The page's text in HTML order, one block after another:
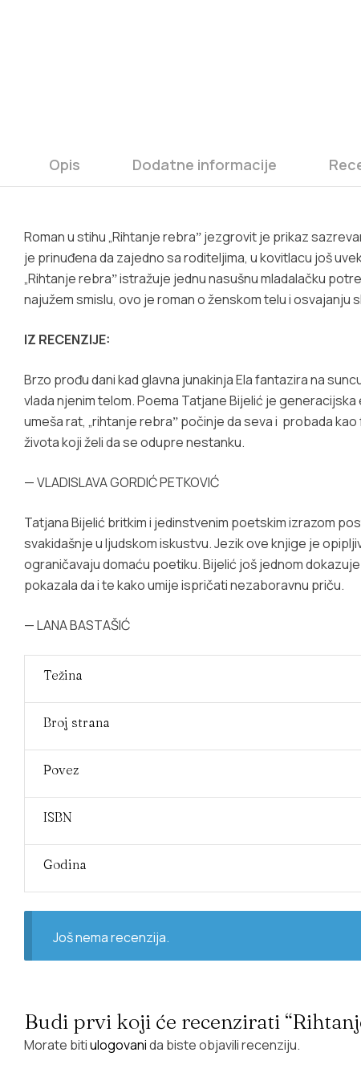
Opis Dodatne informacije
Roman u stihu „Rihtanje rebraˮ jezgrovit je prikaz
je prinuđena da zajedno sa roditeljima, u kovitlacu još
„Rihtanje rebraˮ istražuje jednu nasušnu mladalačku
najužem smislu, ovo je roman o ženskom telu i
IZ RECENZIJE:
Brzo prođu dani kad glavna junakinja Ela fantazira na
vlada njenim telom. Poema Tatjane Bijelić je
umeša rat, „rihtanje rebraˮ počinje da seva i probada
života koji želi da se odupre nestanku.
— VLADISLAVA GORDIĆ PETKOVIĆ
Tatjana Bijelić britkim i jedinstvenim poetskim izrazom
svakidašnje u ljudskom iskustvu. Jezik ove knjige je
ograničavaju domaću poetiku. Bijelić još jednom
pokazala da i te kako umije ispričati nezaboravnu priču.
— LANA BASTAŠIĆ
Težina
Broj strana
Povez
ISBN
Godina
Još nema recenzija.
Budi prvi koji će recenzirati
Morate bitiulogovanida biste objavili recenziju.